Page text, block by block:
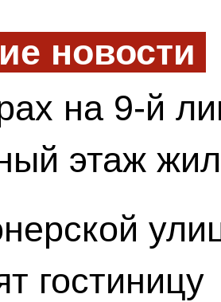
новости
на 9-й
этаж
гостиницу